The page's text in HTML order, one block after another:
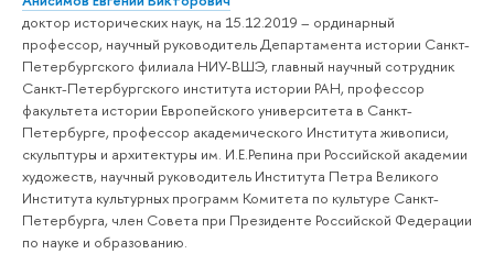
доктор исторических наук, на 15.12.2019 – ординарный
профессор, научный руководитель Департамента истории Санкт-
Петербургского филиала НИУ-ВШЭ, главный научный сотрудник
Санкт-Петербургского института истории РАН, профессор
факультета истории Европейского университета в Санкт-
Петербурге, профессор академического Института живописи,
скульптуры и архитектуры им. И.Е.Репина при Российской академии
художеств, научный руководитель Института Петра Великого
Института культурных программ Комитета по культуре Санкт-
Петербурга, член Совета при Президенте Российской Федерации
по науке и образованию.